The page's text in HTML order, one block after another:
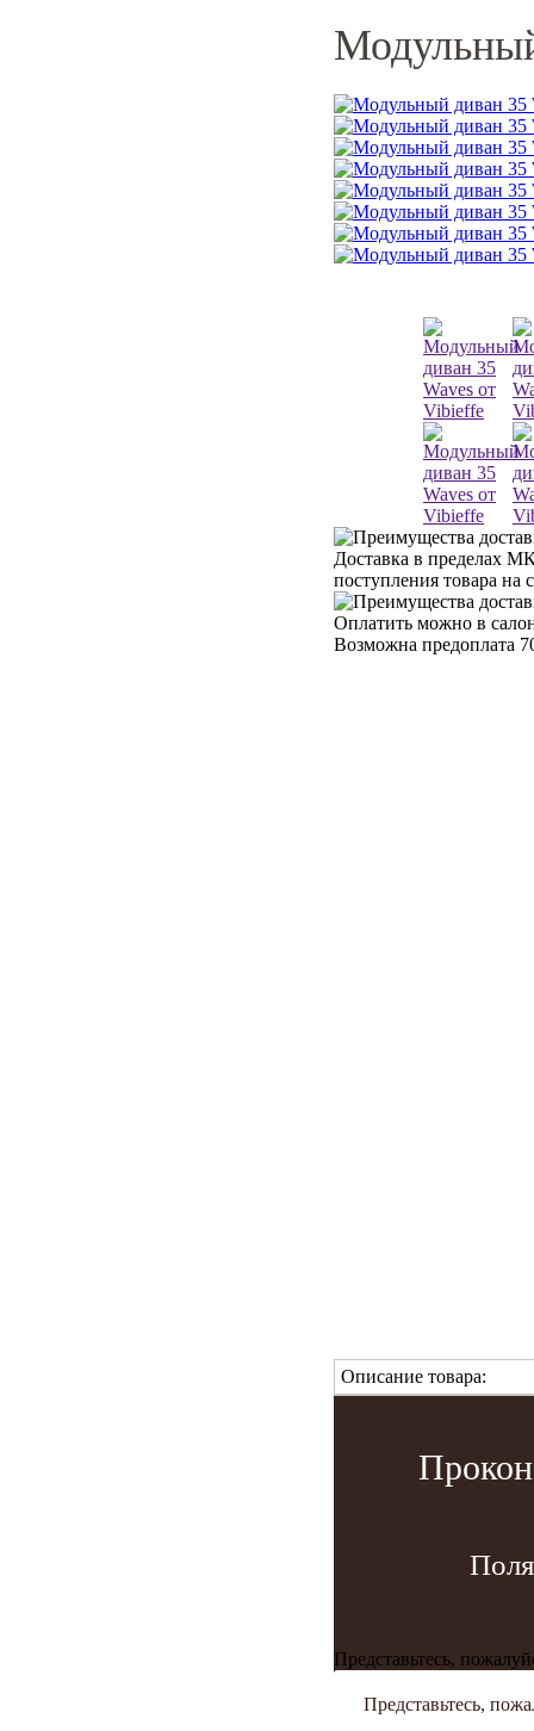
Доставка в пределах
поступления товара на
Оплатить можно в
Возможна предоплата
Описание товара:
Представьтесь,